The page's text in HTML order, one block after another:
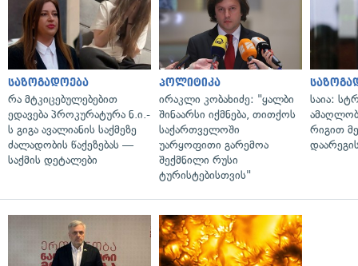
საზოგადოება
რა მტკიცებულებებით
ედავება პროკურატურა ნ.ი.-
ს გიგა ავალიანის საქმეზე
ძალადობის წაქეზებას —
საქმის დეტალები
პოლიტიკა
ირაკლი კობახიძე: "ყალბი
შინაარსი იქმნება, თითქოს
საქართველოში
უარყოფითი გარემოა
შექმნილი რუსი
ტურისტებისთვის"
საია:
რიგით